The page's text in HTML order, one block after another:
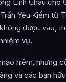
Linh Châu cho
Yêu Kiếm từ
được vào,
vụ.
hiểm, nhưng
và các bạn